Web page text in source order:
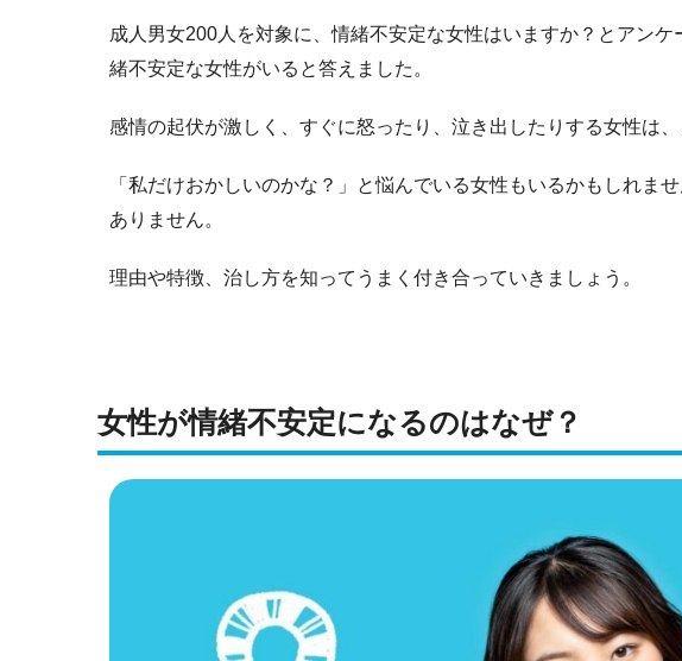
成人男女200人を対象に、情緒不安定な女性はいますか？とアン
緒不安定な女性がいると答えました。
感情の起伏が激しく、すぐに怒ったり、泣き出したりする女性は
「私だけおかしいのかな？」と悩んでいる女性もいるかもしれま
ありません。
理由や特徴、治し方を知ってうまく付き合っていきましょう。
女性が情緒不安定になるのはなぜ？